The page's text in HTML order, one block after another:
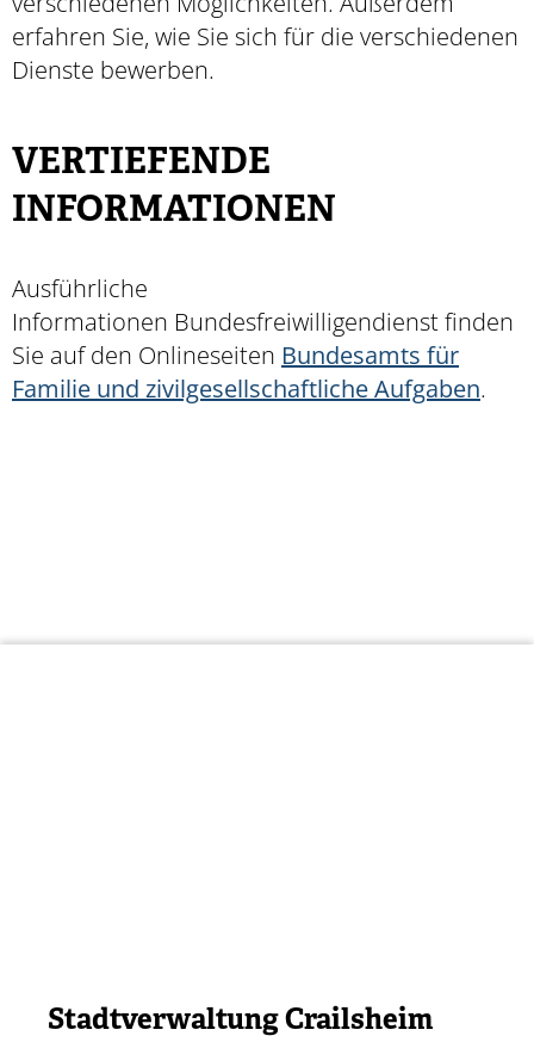
erfahren Sie, wie Sie sich für die verschiedenen
Dienste bewerben.
VERTIEFENDE
INFORMATIONEN
Ausführliche
Informationen Bundesfreiwilligendienst finden
Sie auf den Onlineseiten Bundesamts für
Familie und zivilgesellschaftliche Aufgaben.
Stadtverwaltung Crailsheim